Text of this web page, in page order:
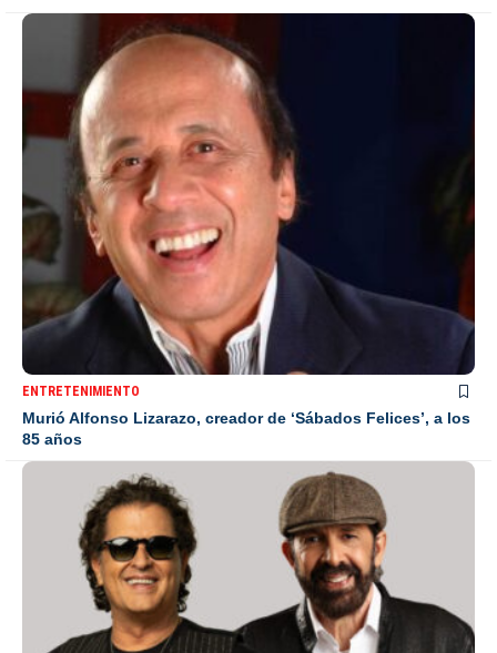
ENTRETENIMIENTO
Murió Alfonso Lizarazo, creador de ‘Sábados Felices’, a los
85 años